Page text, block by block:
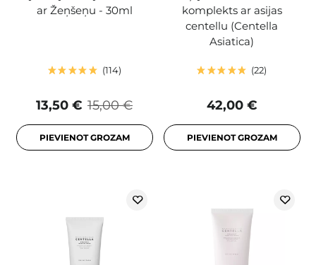
ar Žeņšeņu - 30ml
114
15,00 €
13,50 €
PIEVIENOT GROZAM
komplekts ar asijas
centellu (Centella
Asiatica)
22
42,00 €
PIEVIENOT GROZAM